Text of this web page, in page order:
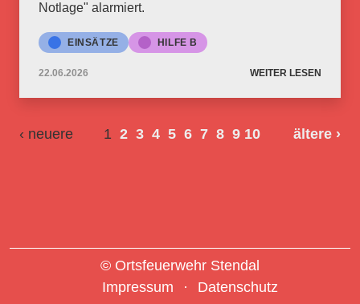
Notlage" alarmiert.
EINSÄTZE HILFE B
22.06.2026 WEITER LESEN
‹ neuere 1 2 3 4 5 6 7 8 9 10 ältere ›
© Ortsfeuerwehr Stendal
Impressum
Datenschutz